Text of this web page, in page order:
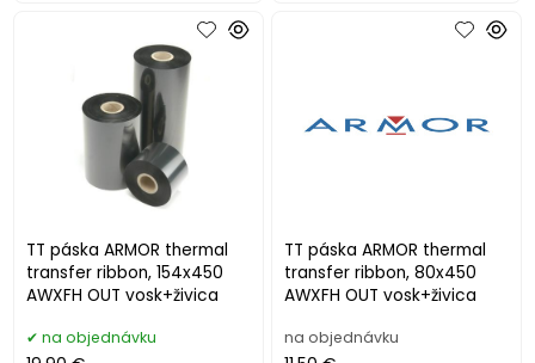
TT páska ARMOR thermal
transfer ribbon, 154x450
AWXFH OUT vosk+živica
na objednávku
TT páska ARMOR thermal
transfer ribbon, 80x450
AWXFH OUT vosk+živica
na objednávku